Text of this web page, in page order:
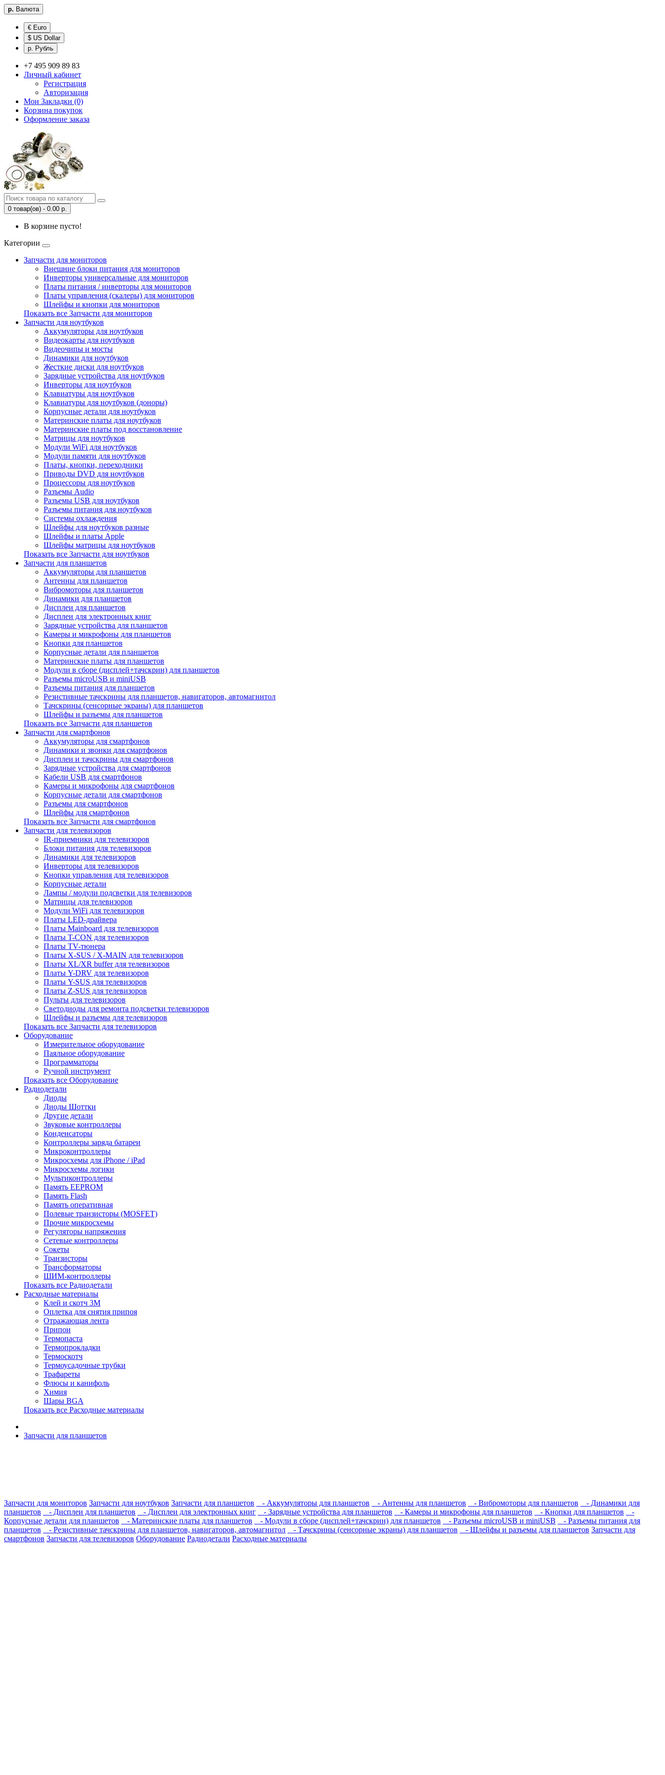
р. Валюта
€ Euro
$ US Dollar
р. Рубль
+7 495 909 89 83
Личный кабинет
Регистрация
Авторизация
Мои Закладки (0)
Корзина покупок
Оформление заказа
0 товар(ов) - 0.00 р.
В корзине пусто!
Категории
Запчасти для мониторов
Внешние блоки питания для мониторов
Инверторы универсальные для мониторов
Платы питания / инверторы для мониторов
Платы управления (скалеры) для мониторов
Шлейфы и кнопки для мониторов
Показать все Запчасти для мониторов
Запчасти для ноутбуков
Аккумуляторы для ноутбуков
Видеокарты для ноутбуков
Видеочипы и мосты
Динамики для ноутбуков
Жесткие диски для ноутбуков
Зарядные устройства для ноутбуков
Инверторы для ноутбуков
Клавиатуры для ноутбуков
Клавиатуры для ноутбуков (доноры)
Корпусные детали для ноутбуков
Материнские платы для ноутбуков
Материнские платы под восстановление
Матрицы для ноутбуков
Модули WiFi для ноутбуков
Модули памяти для ноутбуков
Платы, кнопки, переходники
Приводы DVD для ноутбуков
Процессоры для ноутбуков
Разъемы Audio
Разъемы USB для ноутбуков
Разъемы питания для ноутбуков
Системы охлаждения
Шлейфы для ноутбуков разные
Шлейфы и платы Apple
Шлейфы матрицы для ноутбуков
Показать все Запчасти для ноутбуков
Запчасти для планшетов
Аккумуляторы для планшетов
Антенны для планшетов
Вибромоторы для планшетов
Динамики для планшетов
Дисплеи для планшетов
Дисплеи для электронных книг
Зарядные устройства для планшетов
Камеры и микрофоны для планшетов
Кнопки для планшетов
Корпусные детали для планшетов
Материнские платы для планшетов
Модули в сборе (дисплей+тачскрин) для планшетов
Разъемы microUSB и miniUSB
Разъемы питания для планшетов
Резистивные тачскрины для планшетов, навигаторов, автомагнитол
Тачскрины (сенсорные экраны) для планшетов
Шлейфы и разъемы для планшетов
Показать все Запчасти для планшетов
Запчасти для смартфонов
Аккумуляторы для смартфонов
Динамики и звонки для смартфонов
Дисплеи и тачскрины для смартфонов
Зарядные устройства для смартфонов
Кабели USB для смартфонов
Камеры и микрофоны для смартфонов
Корпусные детали для смартфонов
Разъемы для смартфонов
Шлейфы для смартфонов
Показать все Запчасти для смартфонов
Запчасти для телевизоров
IR-приемники для телевизоров
Блоки питания для телевизоров
Динамики для телевизоров
Инверторы для телевизоров
Кнопки управления для телевизоров
Корпусные детали
Лампы / модули подсветки для телевизоров
Матрицы для телевизоров
Модули WiFi для телевизоров
Платы LED-драйвера
Платы Mainboard для телевизоров
Платы T-CON для телевизоров
Платы TV-тюнера
Платы X-SUS / X-MAIN для телевизоров
Платы XL/XR buffer для телевизоров
Платы Y-DRV для телевизоров
Платы Y-SUS для телевизоров
Платы Z-SUS для телевизоров
Пульты для телевизоров
Светодиоды для ремонта подсветки телевизоров
Шлейфы и разъемы для телевизоров
Показать все Запчасти для телевизоров
Оборудование
Измерительное оборудование
Паяльное оборудование
Программаторы
Ручной инструмент
Показать все Оборудование
Радиодетали
Диоды
Диоды Шоттки
Другие детали
Звуковые контроллеры
Конденсаторы
Контроллеры заряда батареи
Микроконтроллеры
Микросхемы для iPhone / iPad
Микросхемы логики
Мультиконтроллеры
Память EEPROM
Память Flash
Память оперативная
Полевые транзисторы (MOSFET)
Прочие микросхемы
Регуляторы напряжения
Сетевые контроллеры
Сокеты
Транзисторы
Трансформаторы
ШИМ-контроллеры
Показать все Радиодетали
Расходные материалы
Клей и скотч 3M
Оплетка для снятия припоя
Отражающая лента
Припои
Термопаста
Термопрокладки
Термоскотч
Термоусадочные трубки
Трафареты
Флюсы и канифоль
Химия
Шары BGA
Показать все Расходные материалы
Запчасти для планшетов
Запчасти для мониторов Запчасти для ноутбуков Запчасти для планшетов - Аккумуляторы для планшетов - Антенны для планшетов - Вибромоторы для планшетов
- Динамики для
планшетов
- Дисплеи для планшетов - Дисплеи для электронных книг - Зарядные устройства для планшетов - Камеры и микрофоны для планшетов - Кнопки для планшетов
-
Корпусные детали для планшетов
- Материнские платы для планшетов - Модули в сборе (дисплей+тачскрин) для планшетов - Разъемы microUSB и miniUSB
- Разъемы питания для
планшетов
- Резистивные тачскрины для планшетов, навигаторов, автомагнитол - Тачскрины (сенсорные экраны) для планшетов - Шлейфы и разъемы для планшетов Запчасти для
смартфонов Запчасти для телевизоров Оборудование Радиодетали Расходные материалы